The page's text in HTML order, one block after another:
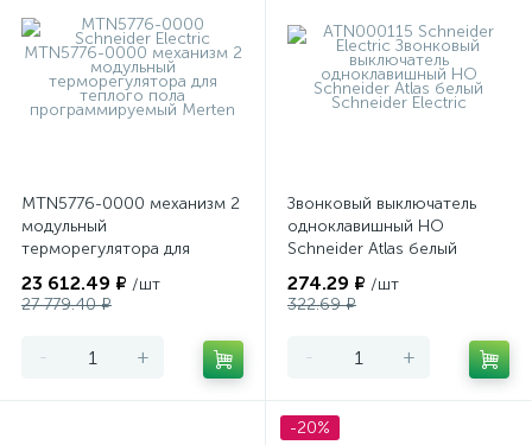
MTN5776-0000 механизм 2
модульный
терморегулятора для
программируемый Merten
23 612.49 ₽ /шт
27 779.40 ₽
- +
Звонковый выключатель
одноклавишный НО
Schneider Atlas белый
274.29 ₽ /шт
322.69 ₽
- +
-20%